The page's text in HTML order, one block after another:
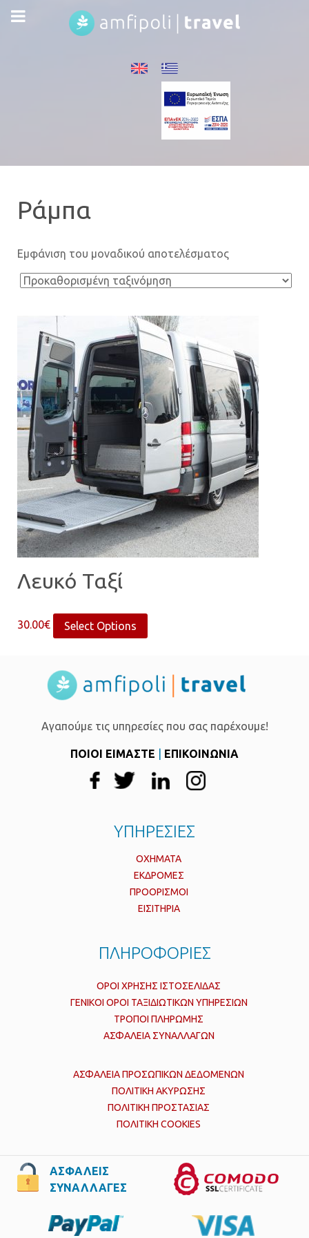
Ράμπα
Εμφάνιση του μοναδικού αποτελέσματος
Order
Λευκό Ταξί
30.00€ Select Options
Αγαπούμε τις υπηρεσίες που σας παρέχουμε!
ΠΟΙΟΙ ΕΙΜΑΣΤΕ ΕΠΙΚΟΙΝΩΝΙΑ
ΥΠΗΡΕΣΙΕΣ
ΟΧΗΜΑΤΑ
ΕΚΔΡΟΜΕΣ
ΠΡΟΟΡΙΣΜΟΙ
ΕΙΣΙΤΗΡΙΑ
ΠΛΗΡΟΦΟΡΙΕΣ
ΟΡΟΙ ΧΡΗΣΗΣ ΙΣΤΟΣΕΛΙΔΑΣ
ΓΕΝΙΚΟΙ ΟΡΟΙ ΤΑΞΙΔΙΩΤΙΚΩΝ ΥΠΗΡΕΣΙΩΝ
ΤΡΟΠΟΙ ΠΛΗΡΩΜΗΣ
ΑΣΦΑΛΕΙΑ ΣΥΝΑΛΛΑΓΩΝ
ΑΣΦΑΛΕΙΑ ΠΡΟΣΩΠΙΚΩΝ ΔΕΔΟΜΕΝΩΝ
ΠΟΛΙΤΙΚΗ ΑΚΥΡΩΣΗΣ
ΠΟΛΙΤΙΚΗ ΠΡΟΣΤΑΣΙΑΣ
ΠΟΛΙΤΙΚΗ COOKIES
ΑΣΦΑΛΕΙΣ
ΣΥΝΑΛΛΑΓΕΣ